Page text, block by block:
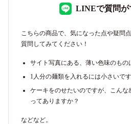
LINEで質問が
こちらの商品で、気になった点や疑問
質問してみてください！
サイト写真にある、薄い色味のもの
1人分の麺類を入れるには小さいで
ケーキをのせたいのですが、こん
ってありますか？
などなど。